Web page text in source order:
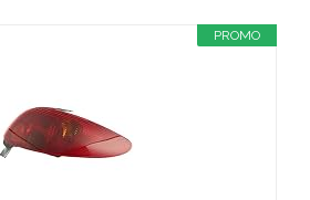
PROMO